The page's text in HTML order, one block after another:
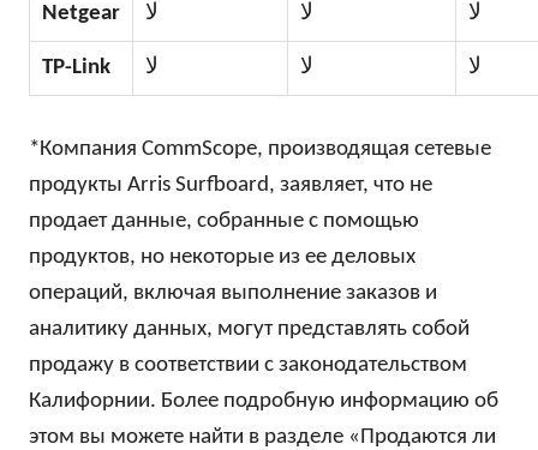
Netgear لا لا لا
TP-Link لا لا لا
*Компания CommScope, производящая сетевые
продукты Arris Surfboard, заявляет, что не
продает данные, собранные с помощью
продуктов, но некоторые из ее деловых
операций, включая выполнение заказов и
аналитику данных, могут представлять собой
продажу в соответствии с законодательством
Калифорнии. Более подробную информацию об
этом вы можете найти в разделе «Продаются ли